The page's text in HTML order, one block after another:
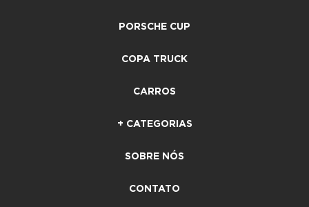
PORSCHE CUP
COPA TRUCK
CARROS
+ CATEGORIAS
SOBRE NÓS
CONTATO